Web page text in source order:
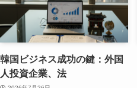
韓国ビジネス成功の鍵：外国
人投資企業、法